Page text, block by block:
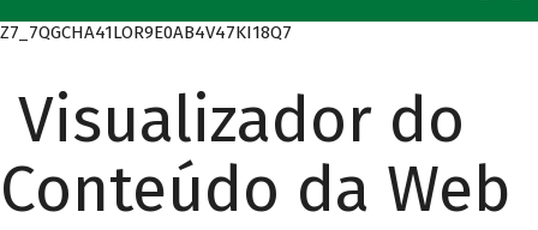
Z7_7QGCHA41LOR9E0AB4V47KI18Q7
Visualizador do
Conteúdo da Web